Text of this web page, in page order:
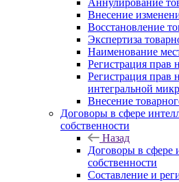
Аннулирование
Внесение
Восстановление
Экспертиза
Наименование
Регистрация
Регистрация прав
интегральной
Внесение
Договоры в сфере
собственности
Назад
Договоры в сфере
собственности
Составление и